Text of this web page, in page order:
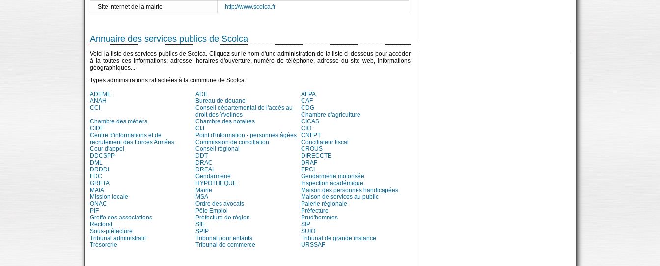
Site internet de la mairie
http://www.scolca.fr
Annuaire des services publics de Scolca
Voici la liste des services publics de Scolca. Cliquez sur le nom d'une administration de la liste ci-dessous pour accéder
à la toutes ces informations: adresse, horaires d'ouverture, numéro de téléphone, adresse du site web, informations
géographiques...
Types administrations rattachées à la commune de Scolca:
ADEME
ADIL
AFPA
ANAH
Bureau de douane
CAF
CCI
Conseil départemental de l'accès au
droit des Yvelines
CDG
Chambre d'agriculture
Chambre des métiers
Chambre des notaires
CICAS
CIDF
CIJ
CIO
Centre d'informations et de
recrutement des Forces Armées
Point d'information - personnes âgées
CNFPT
Commission de conciliation
Conciliateur fiscal
Cour d'appel
Conseil régional
CROUS
DDCSPP
DDT
DIRECCTE
DML
DRAC
DRAF
DRDDI
DREAL
EPCI
FDC
Gendarmerie
Gendarmerie motorisée
GRETA
HYPOTHEQUE
Inspection académique
MAIA
Mairie
Maison des personnes handicapées
Mission locale
MSA
Maison de services au public
ONAC
Ordre des avocats
Paierie régionale
PIF
Pôle Emploi
Préfecture
Greffe des associations
Préfecture de région
Prud'hommes
Rectorat
SIE
SIP
Sous-préfecture
SPIP
SUIO
Tribunal administratif
Tribunal pour enfants
Tribunal de grande instance
Trésorerie
Tribunal de commerce URSSAF